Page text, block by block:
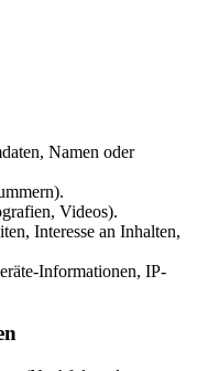
Namen oder
Videos).
Interesse an Inhalten,
Informationen, IP-